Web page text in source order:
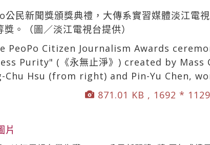
公民新聞獎頒獎典禮，大傳系實習媒體淡江電
獎。（圖／淡江電視台提供）
PeoPo Citizen Journalism Awards
Purity" (《永無止淨》) created by
Chu Hsu (from right) and Pin-Yu Chen,
871.01 KB , 1692 *
片